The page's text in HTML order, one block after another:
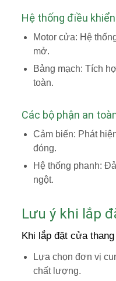
Hệ thống điều khiển
Motor cửa: Hệ
mở.
Bảng mạch: Tích
toàn.
Các bộ phận an
Cảm biến: Phát
đóng.
Hệ thống phanh:
ngột.
Lưu ý khi lắp
Khi lắp đặt cửa
Lựa chọn đơn vị
chất lượng.